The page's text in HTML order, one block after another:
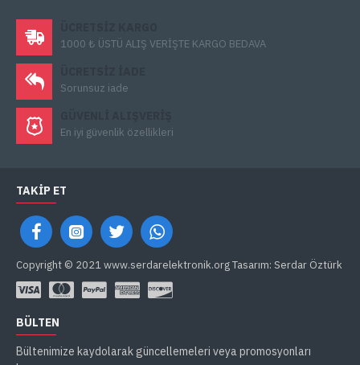
1000 ₺ ÜSTÜ ALIŞ VERİŞTE KARGO BEDAVA
Sorunsuz iade
En iyi güvenlik özellikleri
TAKIP ET
Copyright © 2021 www.serdarelektronik.org Tasarım: Serdar Öztürk
BÜLTEN
Bültenimize kaydolarak güncellemeleri veya promosyonları